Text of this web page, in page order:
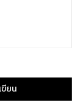
ขียน